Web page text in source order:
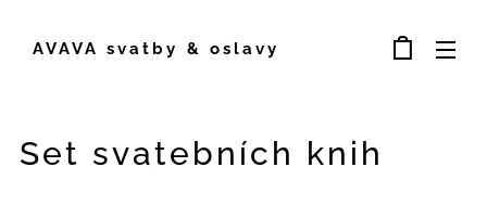
AVAVA svatby & oslavy
Set svatebních knih